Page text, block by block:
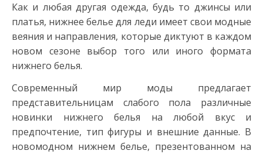
Как и любая другая одежда, будь то джинсы или
платья, нижнее белье для леди имеет свои модные
веяния и направления, которые диктуют в каждом
новом сезоне выбор того или иного формата
нижнего белья.
Современный мир моды предлагает
представительницам слабого пола различные
новинки нижнего белья на любой вкус и
предпочтение, тип фигуры и внешние данные. В
новомодном нижнем белье, презентованном на